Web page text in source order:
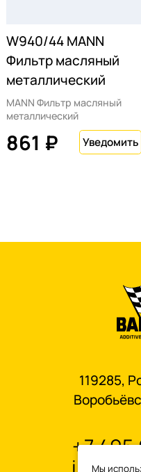
W940/44 MANN
Фильтр масляный
металлический
MANN Фильтр масляный
металлический
861 ₽
119285,
+7
Мы